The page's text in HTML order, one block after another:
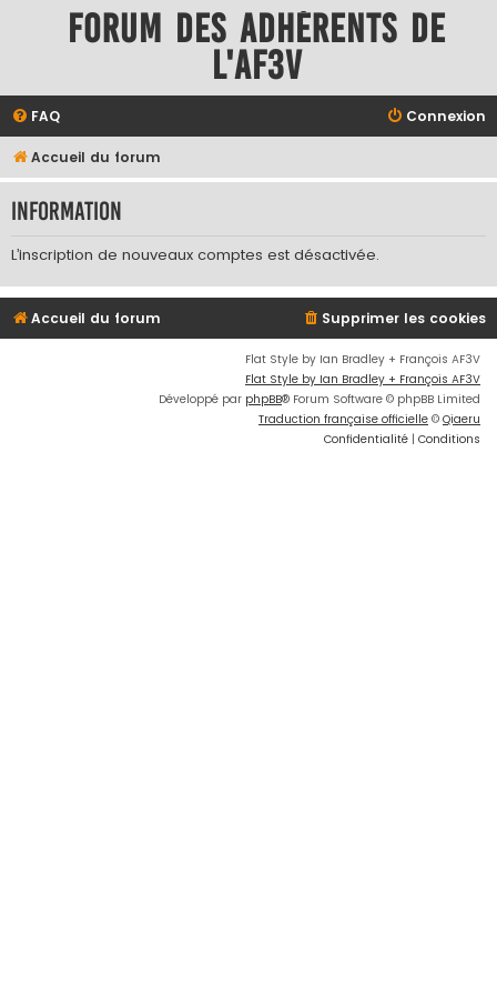
Forum des adhérents de
l'AF3V
FAQ Connexion
Accueil du forum
Information
L’inscription de nouveaux comptes est désactivée.
Accueil du forum Supprimer les cookies
Flat Style by Ian Bradley + François AF3V
Flat Style by Ian Bradley + François AF3V
Développé par phpBB® Forum Software © phpBB Limited
Traduction française officielle © Qiaeru
Confidentialité | Conditions